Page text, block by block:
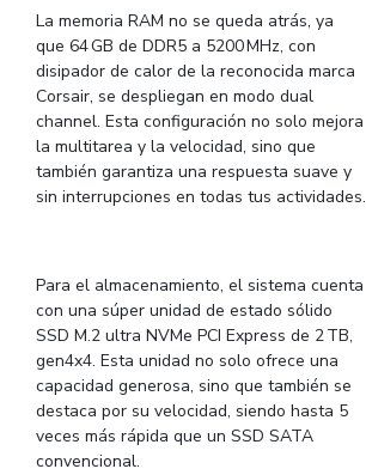
La memoria RAM no se queda atrás, ya
que 64 GB de DDR5 a 5200 MHz, con
disipador de calor de la reconocida marca
Corsair, se despliegan en modo dual
channel. Esta configuración no solo mejora
la multitarea y la velocidad, sino que
también garantiza una respuesta suave y
sin interrupciones en todas tus actividades.
Para el almacenamiento, el sistema cuenta
con una súper unidad de estado sólido
SSD M.2 ultra NVMe PCI Express de 2 TB,
gen4x4. Esta unidad no solo ofrece una
capacidad generosa, sino que también se
destaca por su velocidad, siendo hasta 5
veces más rápida que un SSD SATA
convencional.